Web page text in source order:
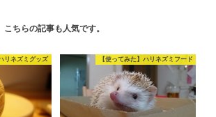
こちらの記事も人気です。
リネズミグッズ 【使ってみた】ハリネズミフード